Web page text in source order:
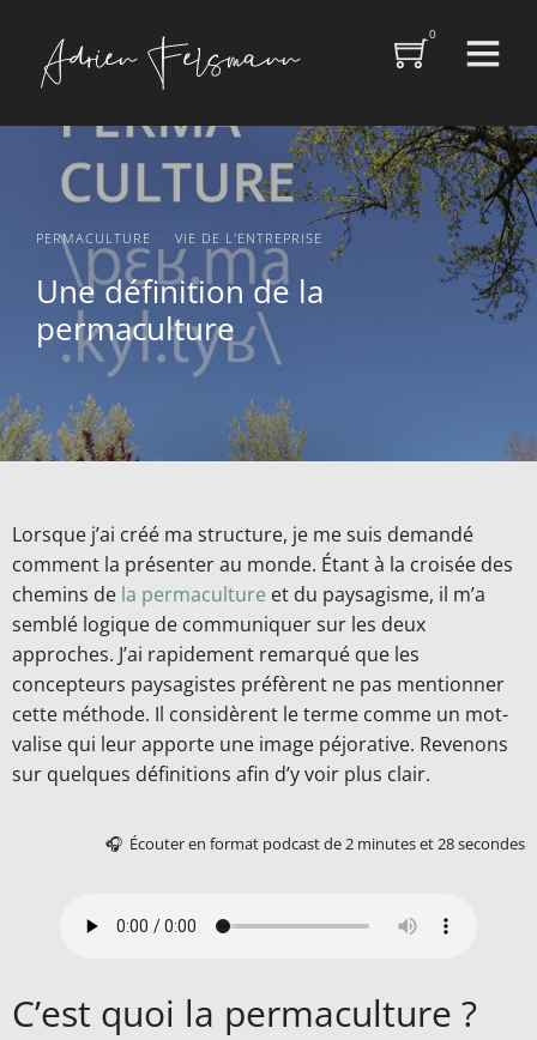
0
PERMACULTURE · VIE DE L'ENTREPRISE
Une définition de la
permaculture
Lorsque j’ai créé ma structure, je me suis demandé
comment la présenter au monde. Étant à la croisée des
chemins de la permaculture et du paysagisme, il m’a
semblé logique de communiquer sur les deux
approches. J’ai rapidement remarqué que les
concepteurs paysagistes préfèrent ne pas mentionner
cette méthode. Il considèrent le terme comme un mot-
valise qui leur apporte une image péjorative. Revenons
sur quelques définitions afin d’y voir plus clair.
🎧 Écouter en format podcast de 2 minutes et 28 secondes
C’est quoi la permaculture ?